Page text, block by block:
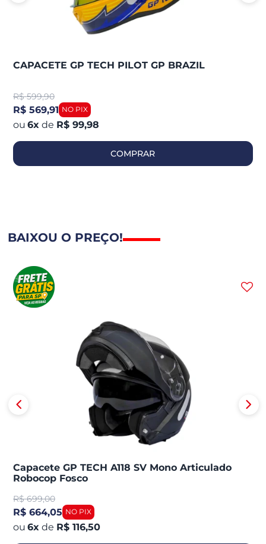
CAPACETE GP TECH PILOT GP BRAZIL
R$ 599,90
R$ 569,91
6x de R$ 99,98
COMPRAR
BAIXOU O PREÇO!
Capacete GP TECH A118 SV Mono Articulado
Robocop Fosco
R$ 699,00
R$ 664,05
6x de R$ 116,50